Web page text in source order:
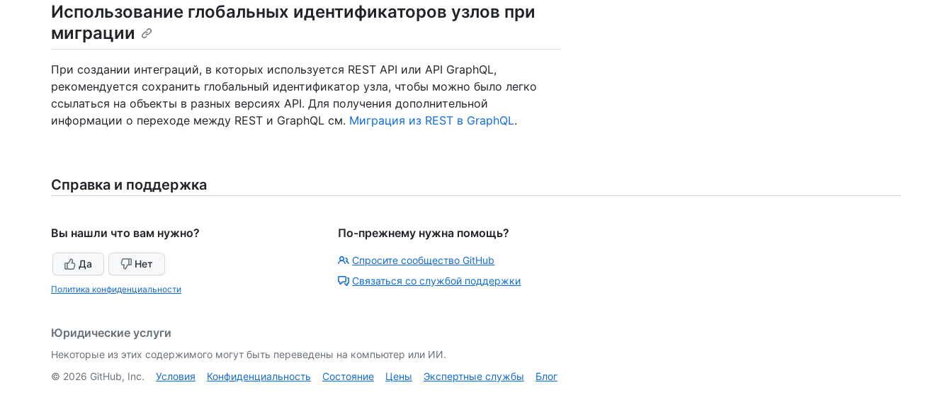
Использование глобальных идентификаторов узлов при
миграции
При создании интеграций, в которых используется REST API или API GraphQL,
рекомендуется сохранить глобальный идентификатор узла, чтобы можно было легко
ссылаться на объекты в разных версиях API. Для получения дополнительной
информации о переходе между REST и GraphQL см. Миграция из REST в GraphQL.
Справка и поддержка
Вы нашли что вам нужно?
Да Нет
Политика конфиденциальности
По-прежнему нужна помощь?
Спросите сообщество GitHub
Связаться со службой поддержки
Юридические услуги
Некоторые из этих содержимого могут быть переведены на компьютер или ИИ.
© 2026 GitHub, Inc. Условия Конфиденциальность Состояние Цены Экспертные службы Блог